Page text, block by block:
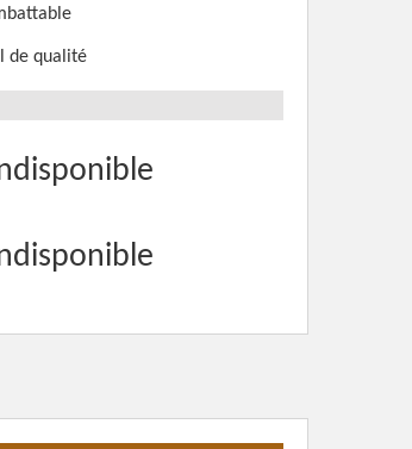
de qualité